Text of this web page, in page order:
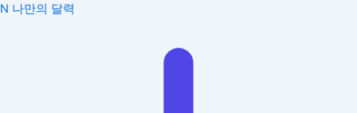
N 나만의 달력